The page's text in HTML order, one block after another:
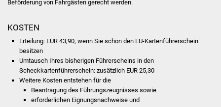
Veranstaltungen
Ostermarkt
Beförderung von Fahrgästen gerecht werden.
KOSTEN
Erteilung: EUR 43,90, wenn Sie schon den EU-Kartenführerschein
besitzen
Umtausch Ihres bisherigen Führerscheins in den
Scheckkartenführerschein: zusätzlich EUR 25,30
Weitere Kosten entstehen für die
Beantragung des Führungszeugnisses sowie
erforderlichen Eignungsnachweise und